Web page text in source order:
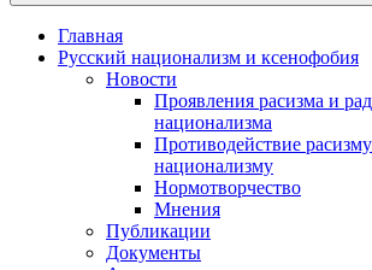
Главная
Русский национализм и ксенофобия
Новости
Проявления расизма и
национализма
Противодействие
национализму
Нормотворчество
Мнения
Публикации
Документы